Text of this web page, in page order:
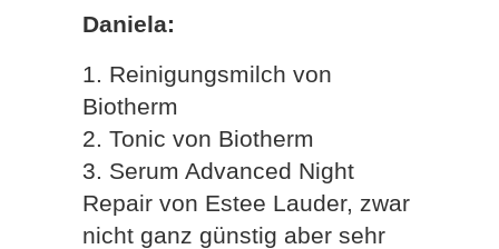
Daniela:
1. Reinigungsmilch von
Biotherm
2. Tonic von Biotherm
3. Serum Advanced Night
Repair von Estee Lauder, zwar
nicht ganz günstig aber sehr